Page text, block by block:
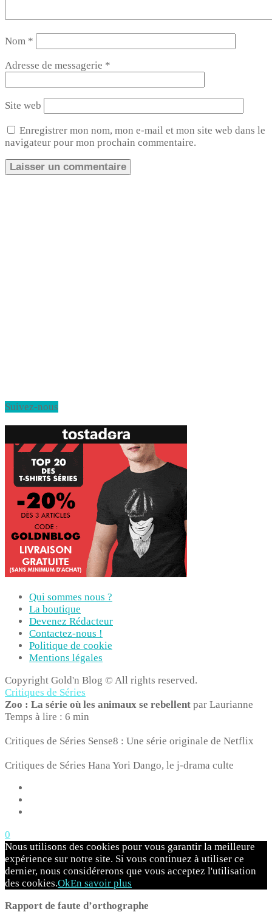
Nom *
Adresse de messagerie *
Site web
Enregistrer mon nom, mon e-mail et mon site web dans le
navigateur pour mon prochain commentaire.
Suivez-nous
Qui sommes nous ?
La boutique
Devenez Rédacteur
Contactez-nous !
Politique de cookie
Mentions légales
Copyright Gold'n Blog © All rights reserved.
Critiques de Séries
Zoo : La série où les animaux se rebellent par Laurianne
Temps à lire : 6 min
Critiques de Séries Sense8 : Une série originale de Netflix
Critiques de Séries Hana Yori Dango, le j-drama culte
0
Nous utilisons des cookies pour vous garantir la meilleure
expérience sur notre site. Si vous continuez à utiliser ce
dernier, nous considérerons que vous acceptez l'utilisation
des cookies.OkEn savoir plus
Rapport de faute d’orthographe